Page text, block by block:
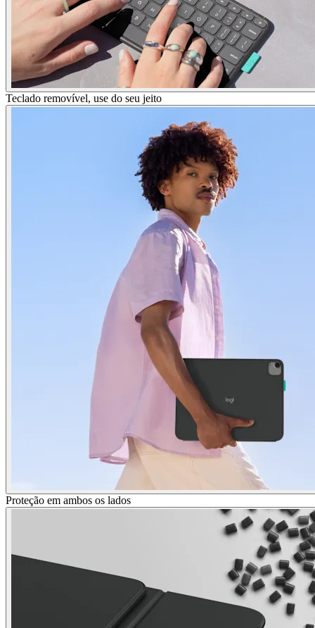
Teclado removível, use do seu jeito
Proteção em ambos os lados